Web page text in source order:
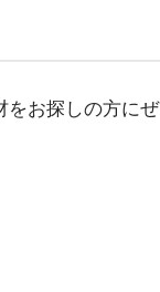
をお探しの方にぜ